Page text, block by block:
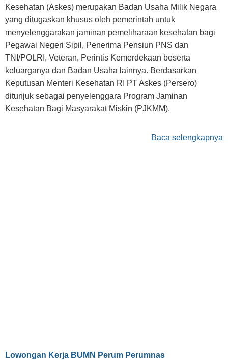
Kesehatan (Askes) merupakan Badan Usaha Milik Negara
yang ditugaskan khusus oleh pemerintah untuk
menyelenggarakan jaminan pemeliharaan kesehatan bagi
Pegawai Negeri Sipil, Penerima Pensiun PNS dan
TNI/POLRI, Veteran, Perintis Kemerdekaan beserta
keluarganya dan Badan Usaha lainnya. Berdasarkan
Keputusan Menteri Kesehatan RI PT Askes (Persero)
ditunjuk sebagai penyelenggara Program Jaminan
Kesehatan Bagi Masyarakat Miskin (PJKMM).
Baca selengkapnya
Lowongan Kerja BUMN Perum Perumnas